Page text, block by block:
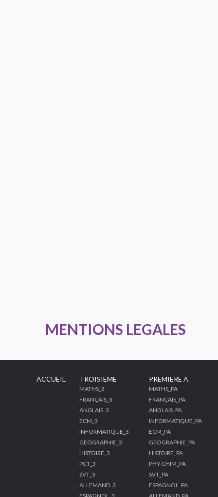
MENTIONS LEGALES
ACCUEIL TROISIEME
MATHS_3
FRANÇAIS_3
ANGLAIS_3
ECM_3
INFORMATIQUE_3
GEOGRAPHIE_3
HISTOIRE_3
PCT_3
SVT_3
ALLEMAND_3
PREMIERE A
MATHS_PA
FRANÇAIS_PA
ANGLAIS_PA
INFORMATIQUE_PA
ECM_PA
GEOGRAPHIE_PA
HISTOIRE_PA
PHY-CHIM_PA
SVT_PA
ESPAGNOL_PA